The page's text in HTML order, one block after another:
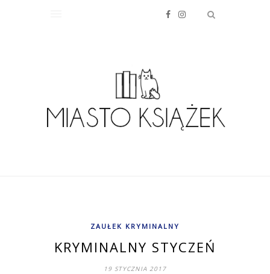
ZAUŁEK KRYMINALNY
KRYMINALNY STYCZEŃ
19 STYCZNIA 2017